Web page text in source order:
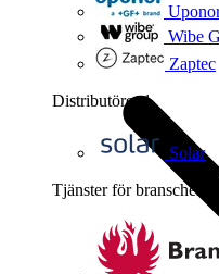
Wibe
Zaptec
Distributörer 1
Solar
Tjänster för branschen